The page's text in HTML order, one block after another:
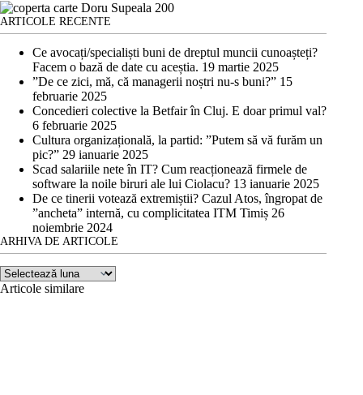
ARTICOLE RECENTE
Ce avocați/specialiști buni de dreptul muncii cunoașteți?
Facem o bază de date cu aceștia. 19 martie 2025
”De ce zici, mă, că managerii noștri nu-s buni?” 15
februarie 2025
Concedieri colective la Betfair în Cluj. E doar primul val?
6 februarie 2025
Cultura organizațională, la partid: ”Putem să vă furăm un
pic?” 29 ianuarie 2025
Scad salariile nete în IT? Cum reacționează firmele de
software la noile biruri ale lui Ciolacu? 13 ianuarie 2025
De ce tinerii votează extremiștii? Cazul Atos, îngropat de
”ancheta” internă, cu complicitatea ITM Timiș 26
noiembrie 2024
ARHIVA DE ARTICOLE
Arhiva
de
Articole similare